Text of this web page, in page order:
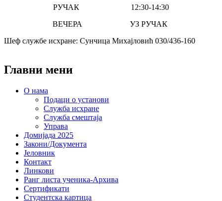
РУЧАК 12:30-14:30
ВЕЧЕРА УЗ РУЧАК
Шеф службе исхране: Сунчица Михајловић 030/436-160
Главни мени
O нама
Подаци о установи
Служба исхране
Служба смештаја
Управа
Домијада 2025
Закони/Документа
Јеловник
Контакт
Линкови
Ранг листа ученика-Архива
Сертификати
Студентска картица